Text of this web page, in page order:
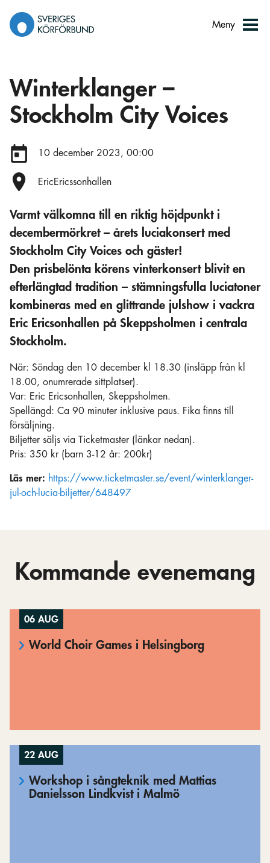
innehåll
Meny
Winterklanger –
Stockholm City Voices
Datum:
10 december 2023, 00:00
Plats:
EricEricssonhallen
Varmt välkomna till en riktig höjdpunkt i
decembermörkret – årets luciakonsert med
Stockholm City Voices och gäster!
Den prisbelönta körens vinterkonsert blivit en
efterlängtad tradition – stämningsfulla luciatoner
kombineras med en glittrande julshow i vackra
Eric Ericsonhallen på Skeppsholmen i centrala
Stockholm.
När: Söndag den 10 december kl 18.30 (insläpp från kl
18.00, onumrerade sittplatser).
Var: Eric Ericsonhallen, Skeppsholmen.
Spellängd: Ca 90 minuter inklusive paus. Fika finns till
försäljning.
Biljetter säljs via Ticketmaster (länkar nedan).
Pris: 350 kr (barn 3-12 år: 200kr)
Läs mer: https://www.ticketmaster.se/event/winterklanger-
jul-och-lucia-biljetter/648497
Kommande evenemang
06 AUG
World Choir Games i Helsingborg
22 AUG
Workshop i sångteknik med Mattias
Danielsson Lindkvist i Malmö